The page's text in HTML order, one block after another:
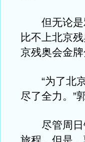
但无论是
比不上北京
京残奥会金牌
“为了北京
尽了全力。”
尽管周日